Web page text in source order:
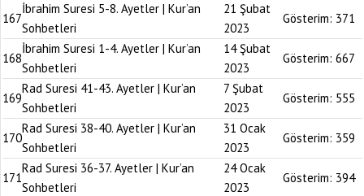
167
İbrahim Suresi 5-8. Ayetler | Kur’an
Sohbetleri
21 Şubat
2023
Gösterim: 371
168
İbrahim Suresi 1-4. Ayetler | Kur’an
Sohbetleri
14 Şubat
2023
Gösterim: 667
169
Rad Suresi 41-43. Ayetler | Kur’an
Sohbetleri
7 Şubat
2023
Gösterim: 555
170
Rad Suresi 38-40. Ayetler | Kur’an
Sohbetleri
31 Ocak
2023
Gösterim: 359
171
Rad Suresi 36-37. Ayetler | Kur’an
Sohbetleri
24 Ocak
2023
Gösterim: 394